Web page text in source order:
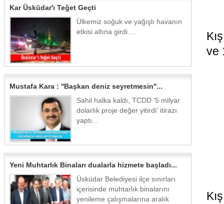
Kar Üsküdar'ı Teğet Geçti
Ülkemiz soğuk ve yağışlı havanın
etkisi altına girdi....
Mustafa Kara : ''Başkan deniz seyretmesin''...
Sahil halka kaldı, TCDD '5 milyar
dolarlık proje değer yitirdi' itirazı
yaptı...
Yeni Muhtarlık Binaları dualarla hizmete başladı...
Üsküdar Belediyesi ilçe sınırları
içerisinde muhtarlık binalarını
yenileme çalışmalarına aralık
ve